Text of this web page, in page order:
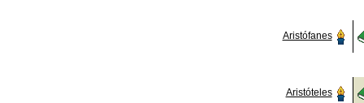
Aristófanes
Aristóteles